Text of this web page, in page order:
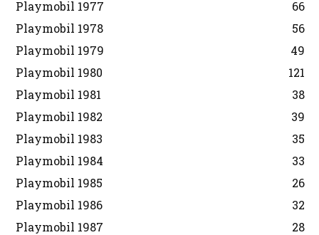
Playmobil 1977
66
Playmobil 1978
56
Playmobil 1979
49
Playmobil 1980
121
Playmobil 1981
38
Playmobil 1982
39
Playmobil 1983
35
Playmobil 1984
33
Playmobil 1985
26
Playmobil 1986
32
Playmobil 1987
28